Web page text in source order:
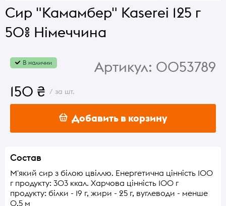
Сир "Камамбер" Kaserei 125 г
50% Німеччина
В наличии Артикул: 0053789
150 ₴ / за шт.
Добавить в корзину
Состав
М'який сир з білою цвіллю. Енергетична цінність 100
г продукту: 303 ккал. Харчова цінність 100 г
продукту: білки - 19 г, жири - 25 г, вуглеводи - менше
0,5 м